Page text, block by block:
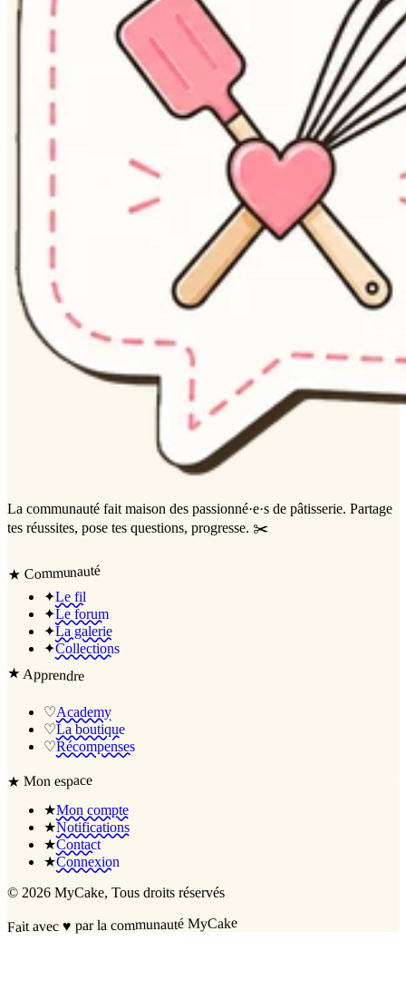
La communauté fait maison des passionné·e·s de pâtisserie. Partage
tes réussites, pose tes questions, progresse. ✂️
★ Communauté
✦Le fil
✦Le forum
✦La galerie
✦Collections
★Apprendre
♡Academy
♡La boutique
♡Récompenses
★Mon espace
★Mon compte
★Notifications
★Contact
★Connexion
© 2026 MyCake, Tous droits réservés
Fait avec♥ par la communauté MyCake